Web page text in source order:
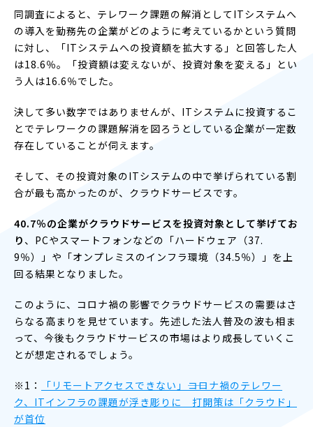
同調査によると、テレワーク課題の解消としてITシステムへ
の導入を勤務先の企業がどのように考えているかという質問
に対し、「ITシステムへの投資額を拡大する」と回答した人
は18.6％。「投資額は変えないが、投資対象を変える」とい
う人は16.6％でした。
決して多い数字ではありませんが、ITシステムに投資するこ
とでテレワークの課題解消を図ろうとしている企業が一定数
存在していることが伺えます。
そして、その投資対象のITシステムの中で挙げられている割
合が最も高かったのが、クラウドサービスです。
40.7％の企業がクラウドサービスを投資対象として挙げてお
り 、PCやスマートフォンなどの「ハードウェア（37.
9％）」や「オンプレミスのインフラ環境（34.5％）」を上
回る結果となりました。
このように、コロナ禍の影響でクラウドサービスの需要はさ
らなる高まりを見せています。先述した法人普及の波も相ま
って、今後もクラウドサービスの市場はより成長していくこ
とが想定されるでしょう。
※1：
「リモートアクセスできない」――コロナ禍のテレワー
ク、ITインフラの課題が浮き彫りに 打開策は「クラウド」
が首位